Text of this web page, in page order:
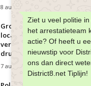
8 augustus 2026
Grote politieacties op twee
locaties, meerdere
verdachten aangehouden
drugsonderzoek Den...
7 augustus 2026
Ziet u veel politie
het arrestatieteam
actie? Of heeft u
nieuwstip voor
ons dan direct
District8.net Tiplijn!